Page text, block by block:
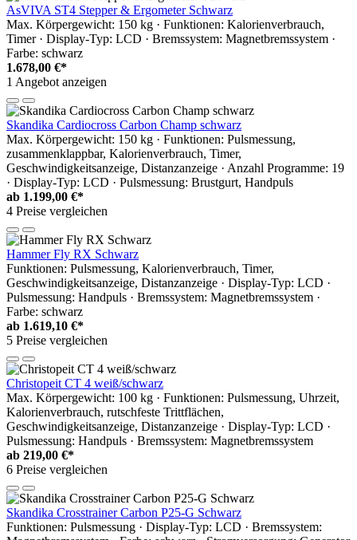
AsVIVA ST4 Stepper & Ergometer Schwarz
Max. Körpergewicht: 150 kg · Funktionen: Kalorienverbrauch,
Timer · Display-Typ: LCD · Bremssystem: Magnetbremssystem ·
Farbe: schwarz
1.678,00 €*
1 Angebot anzeigen
Skandika Cardiocross Carbon Champ schwarz
Max. Körpergewicht: 150 kg · Funktionen: Pulsmessung,
zusammenklappbar, Kalorienverbrauch, Timer,
Geschwindigkeitsanzeige, Distanzanzeige · Anzahl Programme: 19
· Display-Typ: LCD · Pulsmessung: Brustgurt, Handpuls
ab 1.199,00 €*
4 Preise vergleichen
Hammer Fly RX Schwarz
Funktionen: Pulsmessung, Kalorienverbrauch, Timer,
Geschwindigkeitsanzeige, Distanzanzeige · Display-Typ: LCD ·
Pulsmessung: Handpuls · Bremssystem: Magnetbremssystem ·
Farbe: schwarz
ab 1.619,10 €*
5 Preise vergleichen
Christopeit CT 4 weiß/schwarz
Max. Körpergewicht: 100 kg · Funktionen: Pulsmessung, Uhrzeit,
Kalorienverbrauch, rutschfeste Trittflächen,
Geschwindigkeitsanzeige, Distanzanzeige · Display-Typ: LCD ·
Pulsmessung: Handpuls · Bremssystem: Magnetbremssystem
ab 219,00 €*
6 Preise vergleichen
Skandika Crosstrainer Carbon P25-G Schwarz
Funktionen: Pulsmessung · Display-Typ: LCD · Bremssystem: